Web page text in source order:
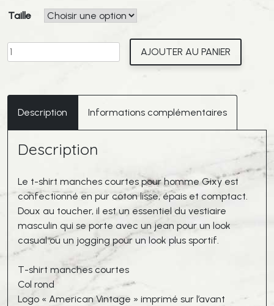
Taille
quantité
de
-
Tee
Barbe
Papa
AJOUTER AU PANIER
Description Informations complémentaires
Description
Le t-shirt manches courtes pour homme Gixy est
confectionné en pur coton lisse, épais et comptact.
Doux au toucher, il est un essentiel du vestiaire
masculin qui se porte avec un jean pour un look
casual ou un jogging pour un look plus sportif.
T-shirt manches courtes
Col rond
Logo « American Vintage » imprimé sur l’avant